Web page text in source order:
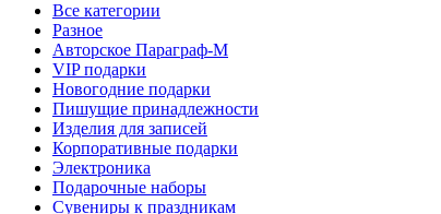
Все категории
Разное
Авторское Параграф-М
VIP подарки
Новогодние подарки
Пишущие принадлежности
Изделия для записей
Корпоративные подарки
Электроника
Подарочные наборы
Сувениры к праздникам